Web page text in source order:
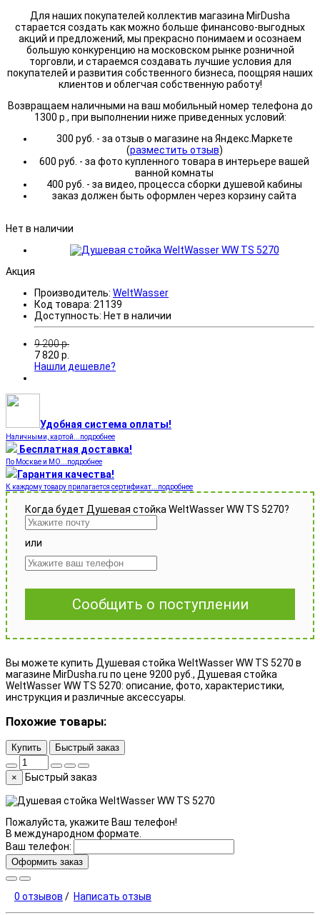
Для наших покупателей коллектив магазина MirDusha
старается создать как можно больше финансово-выгодных
акций и предложений, мы прекрасно понимаем и осознаем
большую конкуренцию на московском рынке розничной
торговли, и стараемся создавать лучшие условия для
покупателей и развития собственного бизнеса, поощряя наших
клиентов и облегчая собственную работу!
Возвращаем наличными на ваш мобильный номер телефона до
1300 р., при выполнении ниже приведенных условий:
300 руб. - за отзыв о магазине на Яндекс.Маркете
(разместить отзыв)
600 руб. - за фото купленного товара в интерьере вашей
ванной комнаты
400 руб. - за видео, процесса сборки душевой кабины
заказ должен быть оформлен через корзину сайта
Нет в наличии
Акция
Производитель: WeltWasser
Код товара: 21139
Доступность: Нет в наличии
9 200р.
7 820 р.
Нашли дешевле?
Удобная система оплаты!
Наличными, картой...подробнее
Бесплатная доставка!
По Москве и МО...подробнее
Гарантия качества!
К каждому товару прилагается сертификат...подробнее
Когда будет Душевая стойка WeltWasser WW TS 5270?
или
Сообщить о поступлении
Вы можете купить Душевая стойка WeltWasser WW TS 5270 в
магазине MirDusha.ru по цене 9200 руб., Душевая стойка
WeltWasser WW TS 5270: описание, фото, характеристики,
инструкция и различные аксессуары.
Похожие товары:
Купить Быстрый заказ
× Быстрый заказ
Пожалуйста, укажите Ваш телефон!
В международном формате.
Ваш телефон:
Оформить заказ
0 отзывов / Написать отзыв